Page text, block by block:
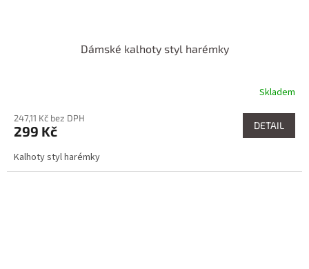
Dámské kalhoty styl harémky
Skladem
247,11 Kč bez DPH
299 Kč DETAIL
Kalhoty styl harémky